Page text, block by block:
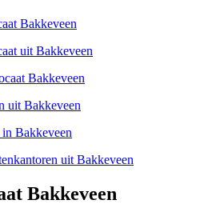
Bakkeveen
uit Bakkeveen
Bakkeveen
uit Bakkeveen
Bakkeveen
uit Bakkeveen
Bakkeveen